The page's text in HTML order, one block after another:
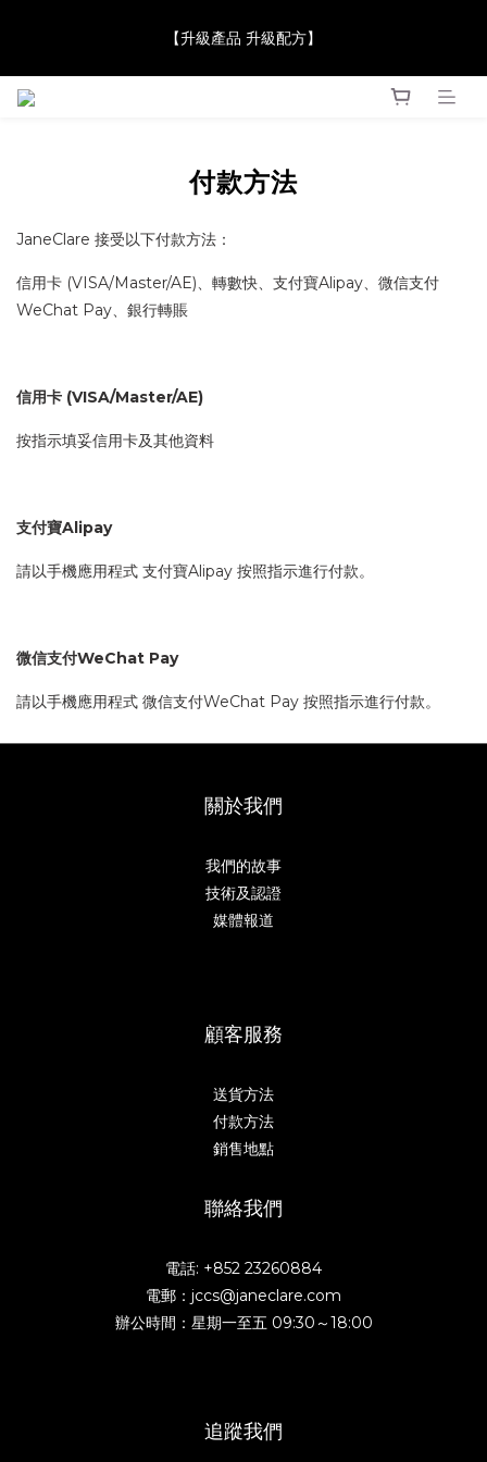
Award 勇奪金獎】
【升級產品 升級配方】
【JaneClare 康膚薈在iida Award Milan 2024 Professional
付款方法
JaneClare 接受以下付款方法：
信用卡 (VISA/Master/AE)、轉數快、支付寶Alipay、微信支付
WeChat Pay、銀行轉賬
信用卡 (VISA/Master/AE)
按指示填妥信用卡及其他資料
支付寶Alipay
請以手機應用程式 支付寶Alipay 按照指示進行付款。
微信支付WeChat Pay
請以手機應用程式 微信支付WeChat Pay 按照指示進行付款。
關於我們
我們的故事
技術及認證
媒體報道
顧客服務
送貨方法
付款方法
銷售地點
聯絡我們
電話: +852 23260884
電郵：jccs@janeclare.com
辦公時間：星期一至五 09:30～18:00
追蹤我們